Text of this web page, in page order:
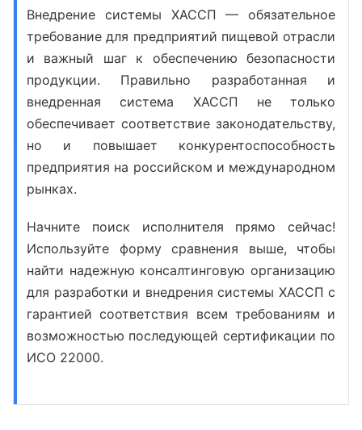
Внедрение системы ХАССП — обязательное
требование для предприятий пищевой отрасли
и важный шаг к обеспечению безопасности
продукции. Правильно разработанная и
внедренная система ХАССП не только
обеспечивает соответствие законодательству,
но и повышает конкурентоспособность
предприятия на российском и международном
рынках.
Начните поиск исполнителя прямо сейчас!
Используйте форму сравнения выше, чтобы
найти надежную консалтинговую организацию
для разработки и внедрения системы ХАССП с
гарантией соответствия всем требованиям и
возможностью последующей сертификации по
ИСО 22000.